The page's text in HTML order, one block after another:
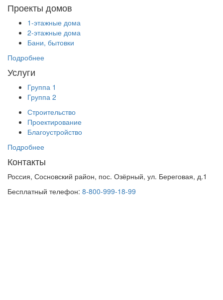
Проекты домов
1-этажные дома
2-этажные дома
Бани, бытовки
Подробнее
Услуги
Группа 1
Группа 2
Строительство
Проектирование
Благоустройство
Подробнее
Контакты
Россия, Сосновский район, пос. Озёрный, ул. Береговая, д.1
Бесплатный телефон: 8-800-999-18-99